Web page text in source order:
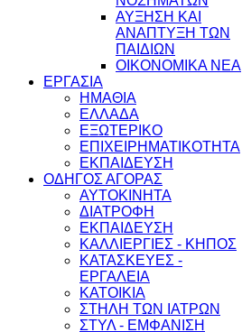
ΑΥΞΗΣΗ ΚΑΙ
ΑΝΑΠΤΥΞΗ ΤΩΝ
ΠΑΙΔΙΩΝ
ΟΙΚΟΝΟΜΙΚΑ ΝΕΑ
ΕΡΓΑΣΙΑ
ΗΜΑΘΙΑ
ΕΛΛΑΔΑ
ΕΞΩΤΕΡΙΚΟ
ΕΠΙΧΕΙΡΗΜΑΤΙΚΟΤΗΤΑ
ΕΚΠΑΙΔΕΥΣΗ
ΟΔΗΓΟΣ ΑΓΟΡΑΣ
ΑΥΤΟΚΙΝΗΤΑ
ΔΙΑΤΡΟΦΗ
ΕΚΠΑΙΔΕΥΣΗ
ΚΑΛΛΙΕΡΓΙΕΣ - ΚΗΠΟΣ
ΚΑΤΑΣΚΕΥΕΣ -
ΕΡΓΑΛΕΙΑ
ΚΑΤΟΙΚΙΑ
ΣΤΗΛΗ ΤΩΝ ΙΑΤΡΩΝ
ΣΤΥΛ - ΕΜΦΑΝΙΣΗ